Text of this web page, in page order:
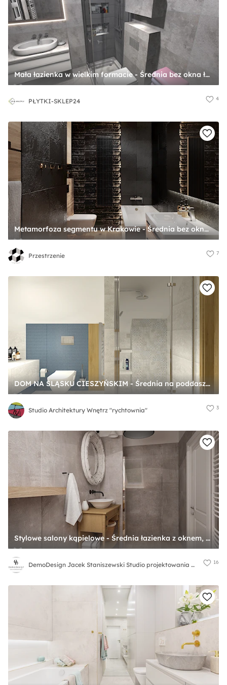
Mała łazienka w wielkim formacie - Średnia bez okna łazienka, styl nowoczesny - zdjęcie od PŁYTKI-SKLEP24
PŁYTKI-SKLEP24 4
Metamorfoza segmentu w Krakowie - Średnia bez okna z punktowym oświetleniem łazienka, styl nowoczesny - zdjęcie od Przestrzenie
Przestrzenie 7
DOM NA ŚLĄSKU CIESZYŃSKIM - Średnia na poddaszu łazienka, styl nowoczesny - zdjęcie od Studio Architektury Wnętrz "rychtownia"
Studio Architektury Wnętrz "rychtownia" 3
Stylowe salony kąpielowe - Średnia łazienka z oknem, styl vintage - zdjęcie od DemoDesign Jacek Staniszewski Studio projektowania wnętrz
DemoDesign Jacek Staniszewski Studio projektowania wnętrz 16